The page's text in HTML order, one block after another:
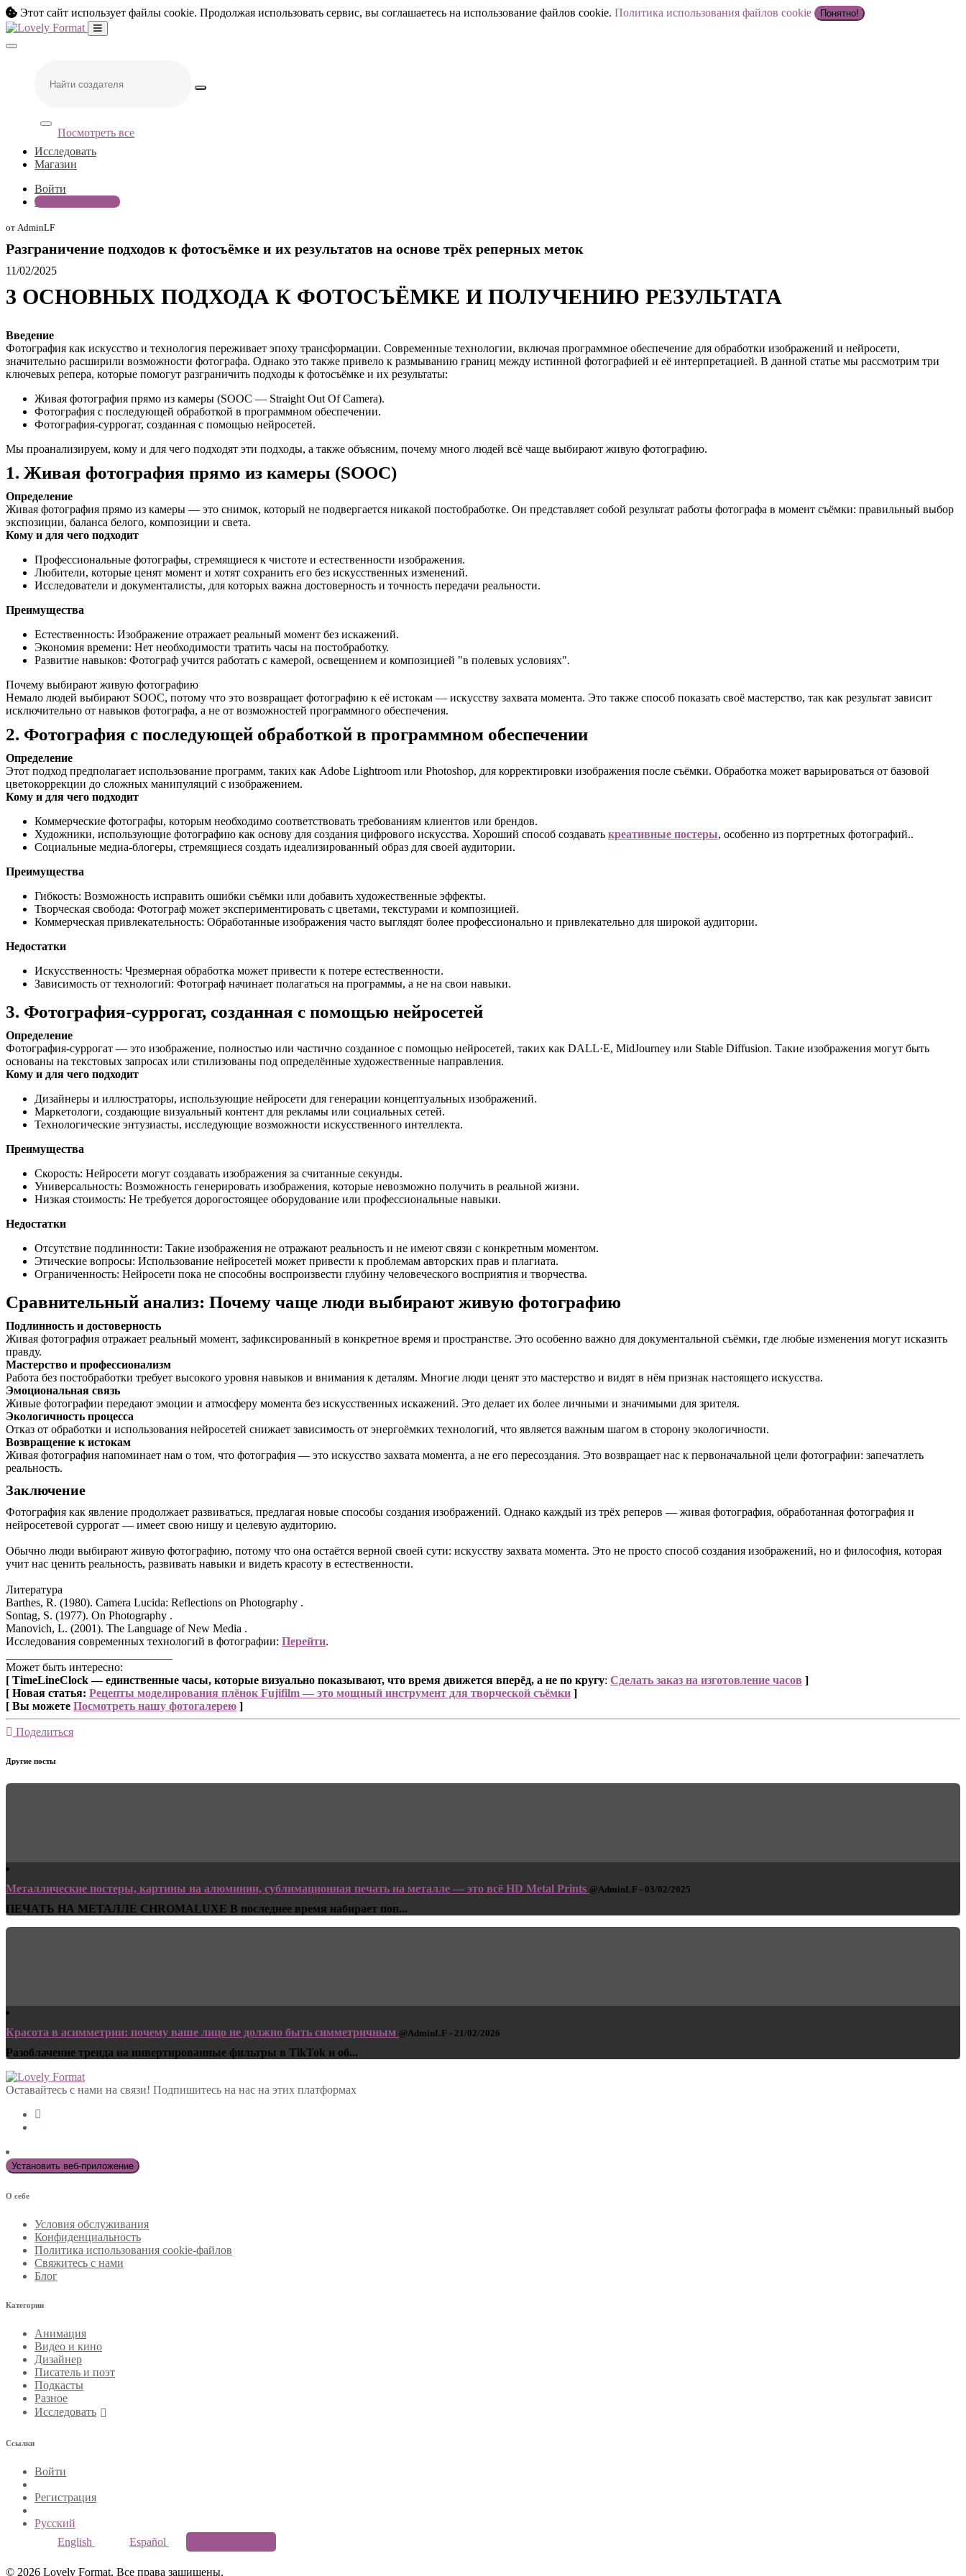
Этот сайт использует файлы cookie. Продолжая использовать сервис, вы соглашаетесь на использование файлов cookie. Политика использования файлов cookie Понятно!
Посмотреть все
Исследовать
Магазин
Войти
Начало работы
от AdminLF
Разграничение подходов к фотосъёмке и их результатов на основе трёх реперных меток
11/02/2025
3 ОСНОВНЫХ ПОДХОДА К ФОТОСЪЁМКЕ И ПОЛУЧЕНИЮ РЕЗУЛЬТАТА
Введение
Фотография как искусство и технология переживает эпоху трансформации. Современные технологии, включая программное обеспечение для обработки изображений и нейросети,
значительно расширили возможности фотографа. Однако это также привело к размыванию границ между истинной фотографией и её интерпретацией. В данной статье мы рассмотрим три
ключевых репера, которые помогут разграничить подходы к фотосъёмке и их результаты:
Живая фотография прямо из камеры (SOOC — Straight Out Of Camera).
Фотография с последующей обработкой в программном обеспечении.
Фотография-суррогат, созданная с помощью нейросетей.
Мы проанализируем, кому и для чего подходят эти подходы, а также объясним, почему много людей всё чаще выбирают живую фотографию.
1. Живая фотография прямо из камеры (SOOC)
Определение
Живая фотография прямо из камеры — это снимок, который не подвергается никакой постобработке. Он представляет собой результат работы фотографа в момент съёмки: правильный выбор
экспозиции, баланса белого, композиции и света.
Кому и для чего подходит
Профессиональные фотографы, стремящиеся к чистоте и естественности изображения.
Любители, которые ценят момент и хотят сохранить его без искусственных изменений.
Исследователи и документалисты, для которых важна достоверность и точность передачи реальности.
Преимущества
Естественность: Изображение отражает реальный момент без искажений.
Экономия времени: Нет необходимости тратить часы на постобработку.
Развитие навыков: Фотограф учится работать с камерой, освещением и композицией "в полевых условиях".
Почему выбирают живую фотографию
Немало людей выбирают SOOC, потому что это возвращает фотографию к её истокам — искусству захвата момента. Это также способ показать своё мастерство, так как результат зависит
исключительно от навыков фотографа, а не от возможностей программного обеспечения.
2. Фотография с последующей обработкой в программном обеспечении
Определение
Этот подход предполагает использование программ, таких как Adobe Lightroom или Photoshop, для корректировки изображения после съёмки. Обработка может варьироваться от базовой
цветокоррекции до сложных манипуляций с изображением.
Кому и для чего подходит
Коммерческие фотографы, которым необходимо соответствовать требованиям клиентов или брендов.
Художники, использующие фотографию как основу для создания цифрового искусства. Хороший способ создавать креативные постеры, особенно из портретных фотографий..
Социальные медиа-блогеры, стремящиеся создать идеализированный образ для своей аудитории.
Преимущества
Гибкость: Возможность исправить ошибки съёмки или добавить художественные эффекты.
Творческая свобода: Фотограф может экспериментировать с цветами, текстурами и композицией.
Коммерческая привлекательность: Обработанные изображения часто выглядят более профессионально и привлекательно для широкой аудитории.
Недостатки
Искусственность: Чрезмерная обработка может привести к потере естественности.
Зависимость от технологий: Фотограф начинает полагаться на программы, а не на свои навыки.
3. Фотография-суррогат, созданная с помощью нейросетей
Определение
Фотография-суррогат — это изображение, полностью или частично созданное с помощью нейросетей, таких как DALL·E, MidJourney или Stable Diffusion. Такие изображения могут быть
основаны на текстовых запросах или стилизованы под определённые художественные направления.
Кому и для чего подходит
Дизайнеры и иллюстраторы, использующие нейросети для генерации концептуальных изображений.
Маркетологи, создающие визуальный контент для рекламы или социальных сетей.
Технологические энтузиасты, исследующие возможности искусственного интеллекта.
Преимущества
Скорость: Нейросети могут создавать изображения за считанные секунды.
Универсальность: Возможность генерировать изображения, которые невозможно получить в реальной жизни.
Низкая стоимость: Не требуется дорогостоящее оборудование или профессиональные навыки.
Недостатки
Отсутствие подлинности: Такие изображения не отражают реальность и не имеют связи с конкретным моментом.
Этические вопросы: Использование нейросетей может привести к проблемам авторских прав и плагиата.
Ограниченность: Нейросети пока не способны воспроизвести глубину человеческого восприятия и творчества.
Сравнительный анализ: Почему чаще люди выбирают живую фотографию
Подлинность и достоверность
Живая фотография отражает реальный момент, зафиксированный в конкретное время и пространстве. Это особенно важно для документальной съёмки, где любые изменения могут исказить
правду.
Мастерство и профессионализм
Работа без постобработки требует высокого уровня навыков и внимания к деталям. Многие люди ценят это мастерство и видят в нём признак настоящего искусства.
Эмоциональная связь
Живые фотографии передают эмоции и атмосферу момента без искусственных искажений. Это делает их более личными и значимыми для зрителя.
Экологичность процесса
Отказ от обработки и использования нейросетей снижает зависимость от энергоёмких технологий, что является важным шагом в сторону экологичности.
Возвращение к истокам
Живая фотография напоминает нам о том, что фотография — это искусство захвата момента, а не его пересоздания. Это возвращает нас к первоначальной цели фотографии: запечатлеть
реальность.
Заключение
Фотография как явление продолжает развиваться, предлагая новые способы создания изображений. Однако каждый из трёх реперов — живая фотография, обработанная фотография и
нейросетевой суррогат — имеет свою нишу и целевую аудиторию.
Обычно люди выбирают живую фотографию, потому что она остаётся верной своей сути: искусству захвата момента. Это не просто способ создания изображений, но и философия, которая
учит нас ценить реальность, развивать навыки и видеть красоту в естественности.
Литература
Barthes, R. (1980). Camera Lucida: Reflections on Photography .
Sontag, S. (1977). On Photography .
Manovich, L. (2001). The Language of New Media .
Исследования современных технологий в фотографии: Перейти.
Может быть интересно:
[ TimeLineClock — единственные часы, которые визуально показывают, что время движется вперёд, а не по кругу: Сделать заказ на изготовление часов ]
[ Новая статья: Рецепты моделирования плёнок Fujifilm — это мощный инструмент для творческой съёмки ]
[ Вы можете Посмотреть нашу фотогалерею ]
Поделиться
Другие посты
Металлические постеры, картины на алюминии, сублимационная печать на металле — это всё HD Metal Prints @AdminLF - 03/02/2025
ПЕЧАТЬ НА МЕТАЛЛЕ CHROMALUXE В последнее время набирает поп...
Красота в асимметрии: почему ваше лицо не должно быть симметричным @AdminLF - 21/02/2026
Разоблачение тренда на инвертированные фильтры в TikTok и об...
Оставайтесь с нами на связи! Подпишитесь на нас на этих платформах
Установить веб-приложение
О себе
Условия обслуживания
Конфиденциальность
Политика использования cookie-файлов
Свяжитесь с нами
Блог
Категории
Анимация
Видео и кино
Дизайнер
Писатель и поэт
Подкасты
Разное
Исследовать
Ссылки
Войти
Регистрация
Русский
English
Español
© 2026 Lovely Format, Все права защищены.